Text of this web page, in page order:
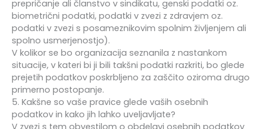
prepričanje ali članstvo v sindikatu, genski podatki oz.
biometrični podatki, podatki v zvezi z zdravjem oz.
podatki v zvezi s posameznikovim spolnim življenjem ali
spolno usmerjenostjo).
V kolikor se bo organizacija seznanila z nastankom
situacije, v kateri bi ji bili takšni podatki razkriti, bo glede
prejetih podatkov poskrbljeno za zaščito oziroma drugo
primerno postopanje.
5. Kakšne so vaše pravice glede vaših osebnih
podatkov in kako jih lahko uveljavljate?